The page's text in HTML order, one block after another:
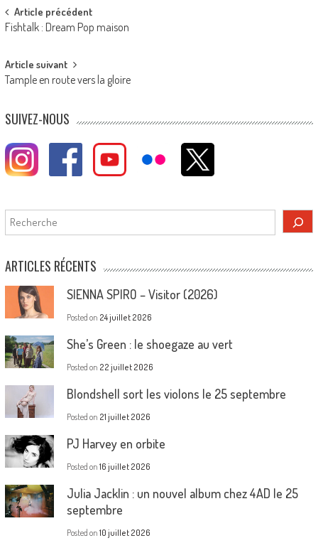
Post
navigation
Article précédent
Fishtalk : Dream Pop maison
Article suivant
Tample en route vers la gloire
SUIVEZ-NOUS
Rechercher
ARTICLES RÉCENTS
SIENNA SPIRO – Visitor (2026)
Posted on 24 juillet 2026
She’s Green : le shoegaze au vert
Posted on 22 juillet 2026
Blondshell sort les violons le 25 septembre
Posted on 21 juillet 2026
PJ Harvey en orbite
Posted on 16 juillet 2026
Julia Jacklin : un nouvel album chez 4AD le 25
septembre
Posted on 10 juillet 2026